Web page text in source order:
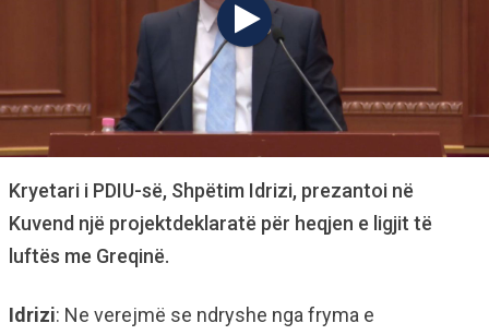
Kryetari i PDIU-së, Shpëtim Idrizi, prezantoi në
Kuvend një projektdeklaratë për heqjen e ligjit të
luftës me Greqinë.
Idrizi: Ne verejmë se ndryshe nga fryma e